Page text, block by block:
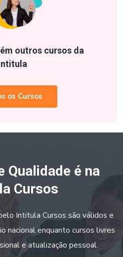
outros cursos da
os Cursos
Qualidade é na
Cursos
Intitula Cursos são válidos e
nacional enquanto cursos livres
e atualização pessoal.